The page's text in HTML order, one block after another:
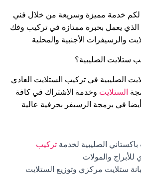
خدمة مميزة وسريعة من خلال فني
الذي يعمل بخبرة ممتازة في تركيب وفك
والرسيفرات الأجنبية والمحلية
ستلايت الصليبية؟
الصليبية في تركيب الستلايت العادي
الستلايت وخدمة الاشتراك في كافة
في برمجة الرسيفر بحرفية عالية
الصليبية لخدمة تركيب
للأبراج والمولات
ستلايت مركزي وتوزيع الستلايت